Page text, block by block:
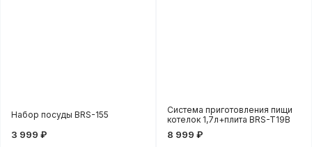
Набор посуды BRS-155
3 999 ₽
Система приготовления
Система приготовления пищи
котелок 1,7л+плита BRS-T19B
8 999 ₽